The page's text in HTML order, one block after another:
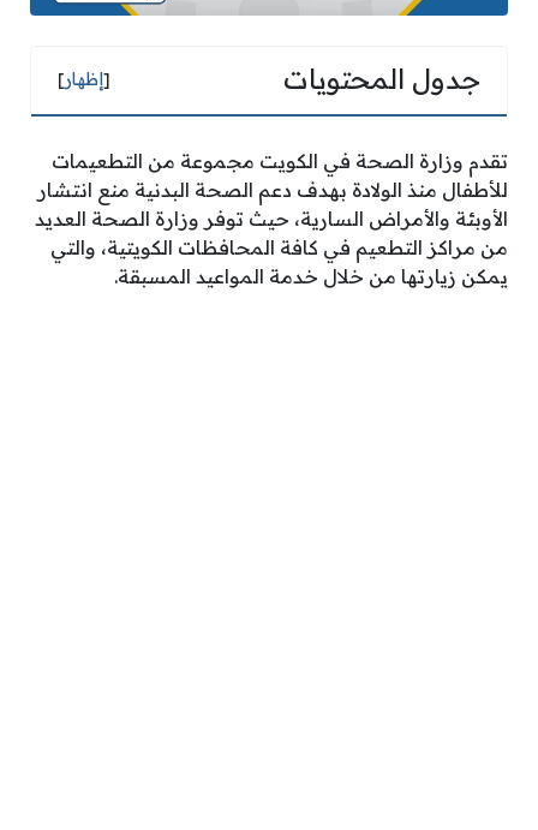
جدول المحتويات [إظهار]
تقدم وزارة الصحة في الكويت مجموعة من التطعيمات
للأطفال منذ الولادة بهدف دعم الصحة البدنية منع انتشار
الأوبئة والأمراض السارية، حيث توفر وزارة الصحة العديد
من مراكز التطعيم في كافة المحافظات الكويتية، والتي
يمكن زيارتها من خلال خدمة المواعيد المسبقة.